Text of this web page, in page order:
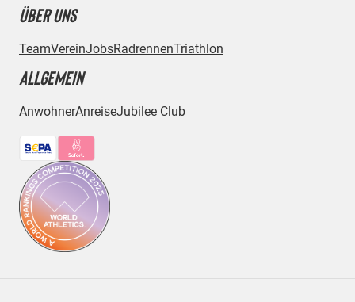
ÜBER UNS
TeamVereinJobsRadrennenTriathlon
ALLGEMEIN
AnwohnerAnreiseJubilee Club
Bezahlmethoden: